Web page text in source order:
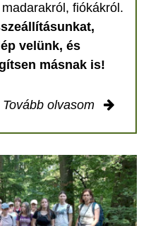
fiókákról.
velünk, és
másnak is!
Tovább olvasom